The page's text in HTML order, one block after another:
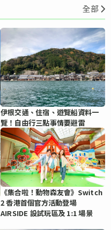
全部
伊根交通、住宿、遊覽船資料一
覽！自由行三點事情要避雷
《集合啦！動物森友會》Switch
2 香港首個官方活動登場
AIRSIDE 設試玩區及 1:1 場景